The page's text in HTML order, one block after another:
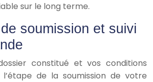
sur le long terme.
soumission et suivi
constitué et vos conditions
l’étape de la soumission de votre